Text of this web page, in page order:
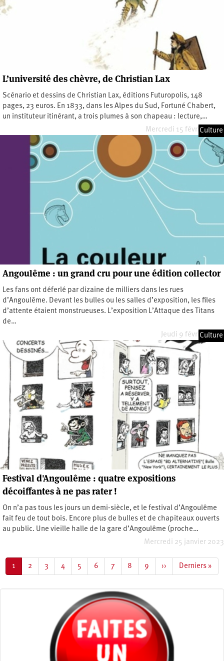
L’université des chèvre, de Christian Lax
Scénario et dessins de Christian Lax, éditions Futuropolis, 148
pages, 23 euros. En 1833, dans les Alpes du Sud, Fortuné Chabert,
un instituteur itinérant, a trois plumes à son chapeau : lecture,…
Mercredi 15 février 2023
Culture
Angoulême : un grand cru pour une édition collector
Les fans ont déferlé par dizaine de milliers dans les rues
d’Angoulême. Devant les bulles ou les salles d’exposition, les files
d’attente étaient monstrueuses. L’exposition L’Attaque des Titans
de…
Jeudi 9 février 2023
Culture
Festival d'Angoulême : quatre expositions
décoiffantes à ne pas rater !
On n’a pas tous les jours un demi-siècle, et le festival d’Angoulême
fait feu de tout bois. Encore plus de bulles et de chapiteaux ouverts
au public. Une vieille halle de la gare d’Angoulême (proche…
Mercredi 25 janvier 2023
Page
courante
1 Page
2 Page
3 Page
4 Page
5 Page
6 Page
7 Page
8 Page
9
Page
suivante
››
Dernière
page
Derniers »